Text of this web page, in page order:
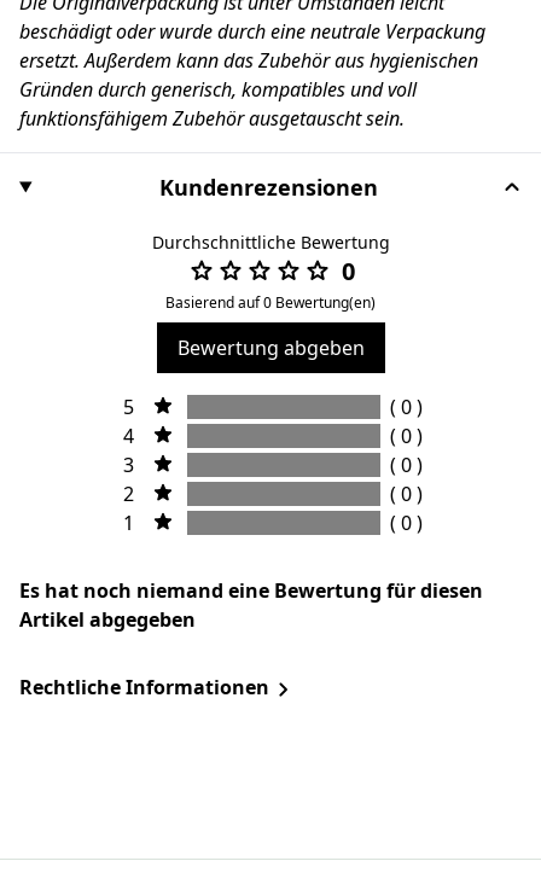
beschädigt oder wurde durch eine neutrale Verpackung
ersetzt. Außerdem kann das Zubehör aus hygienischen
Gründen durch generisch, kompatibles und voll
funktionsfähigem Zubehör ausgetauscht sein.
Kundenrezensionen
Durchschnittliche Bewertung
0
Basierend auf 0 Bewertung(en)
Bewertung abgeben
5
( 0 )
4
( 0 )
3
( 0 )
2
( 0 )
1
( 0 )
Es hat noch niemand eine Bewertung für diesen
Artikel abgegeben
Rechtliche Informationen